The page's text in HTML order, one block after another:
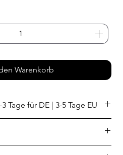
Warenkorb
Tage für DE | 3-5 Tage EU